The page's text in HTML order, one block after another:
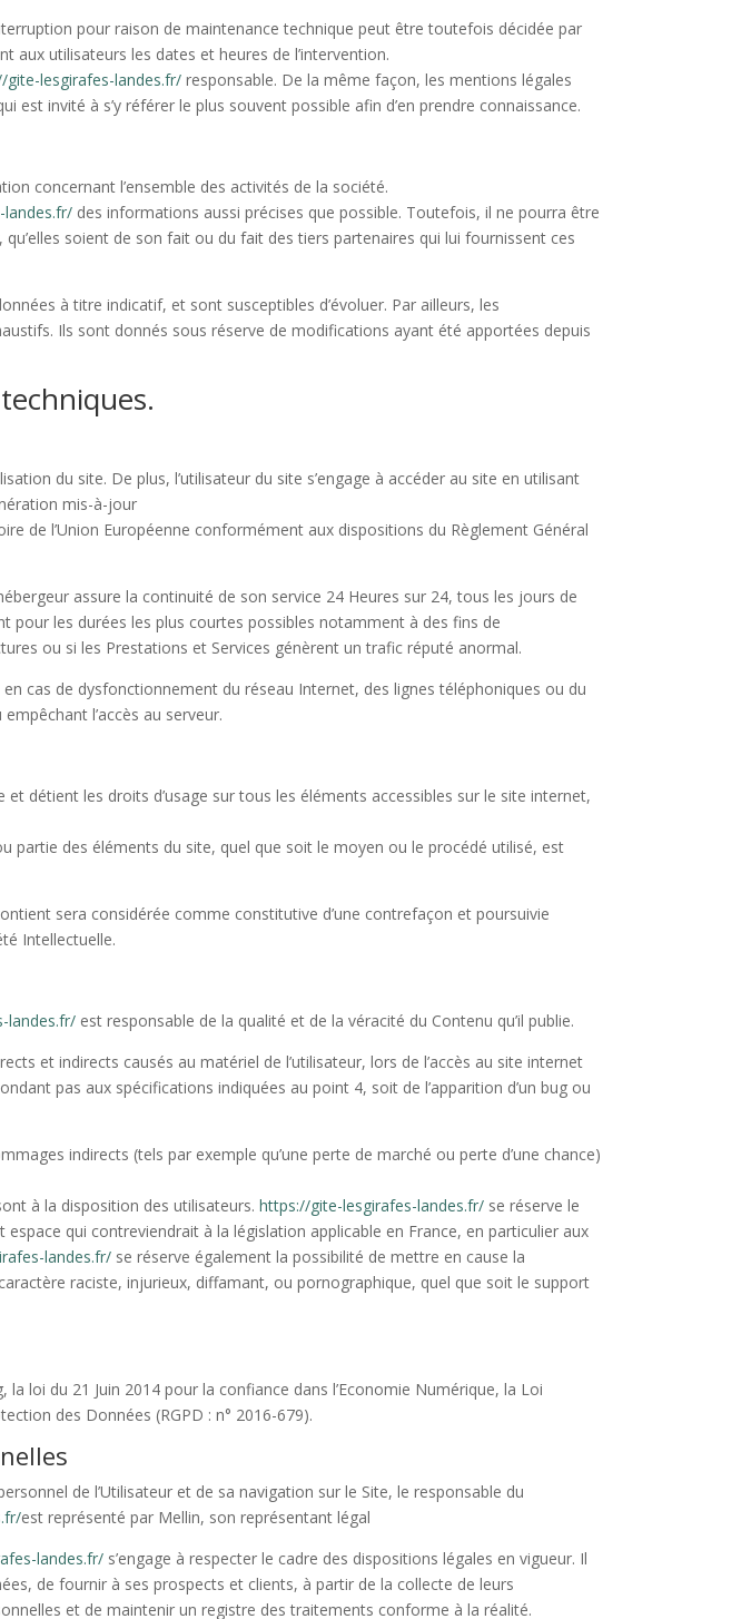
pour raison de maintenance technique peut être toutefois décidée par
aux utilisateurs les dates et heures de l’intervention.
gite-lesgirafes-landes.fr/ responsable. De la même façon, les mentions légales
invité à s’y référer le plus souvent possible afin d’en prendre connaissance.
concernant l’ensemble des activités de la société.
landes.fr/ des informations aussi précises que possible. Toutefois, il ne pourra être
soient de son fait ou du fait des tiers partenaires qui lui fournissent ces
à titre indicatif, et sont susceptibles d’évoluer. Par ailleurs, les
Ils sont donnés sous réserve de modifications ayant été apportées depuis
du site. De plus, l’utilisateur du site s’engage à accéder au site en utilisant
mis-à-jour
de l’Union Européenne conformément aux dispositions du Règlement Général
assure la continuité de son service 24 Heures sur 24, tous les jours de
pour les durées les plus courtes possibles notamment à des fins de
ou si les Prestations et Services génèrent un trafic réputé anormal.
cas de dysfonctionnement du réseau Internet, des lignes téléphoniques ou du
l’accès au serveur.
détient les droits d’usage sur tous les éléments accessibles sur le site internet,
des éléments du site, quel que soit le moyen ou le procédé utilisé, est
sera considérée comme constitutive d’une contrefaçon et poursuivie
Intellectuelle.
landes.fr/ est responsable de la qualité et de la véracité du Contenu qu’il publie.
et indirects causés au matériel de l’utilisateur, lors de l’accès au site internet
pas aux spécifications indiquées au point 4, soit de l’apparition d’un bug ou
indirects (tels par exemple qu’une perte de marché ou perte d’une chance)
à la disposition des utilisateurs.https://gite-lesgirafes-landes.fr/ se réserve le
qui contreviendrait à la législation applicable en France, en particulier aux
landes.fr/ se réserve également la possibilité de mettre en cause la
raciste, injurieux, diffamant, ou pornographique, quel que soit le support
loi du 21 Juin 2014 pour la confiance dans l’Economie Numérique, la Loi
des Données (RGPD : n° 2016-679).
de l’Utilisateur et de sa navigation sur le Site, le responsable du
est représenté par Mellin, son représentant légal
landes.fr/ s’engage à respecter le cadre des dispositions légales en vigueur. Il
de fournir à ses prospects et clients, à partir de la collecte de leurs
et de maintenir un registre des traitements conforme à la réalité.